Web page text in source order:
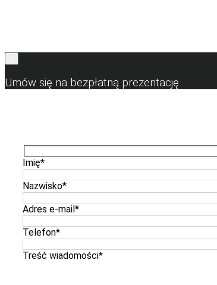
Umów się na bezpłatną prezentację
Imię*
Nazwisko*
Adres e-mail*
Telefon*
Treść wiadomości*